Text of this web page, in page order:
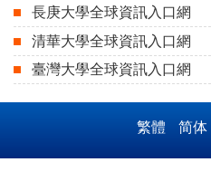
長庚大學全球資訊入口網
清華大學全球資訊入口網
臺灣大學全球資訊入口網
繁體 简体